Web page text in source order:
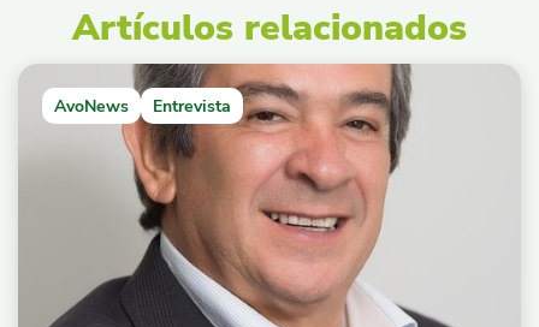
Artículos relacionados
AvoNews Entrevista